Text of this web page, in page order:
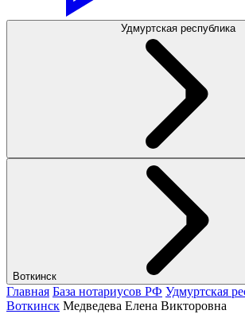
Удмуртская республика
Воткинск
Главная База нотариусов РФ Удмуртская
Воткинск Медведева Елена Викторовна